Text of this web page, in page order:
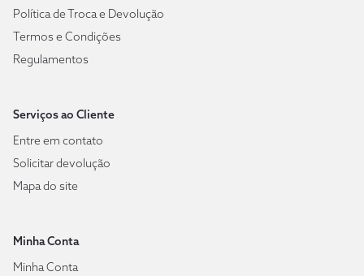
Política de Troca e Devolução
Termos e Condições
Regulamentos
Serviços ao Cliente
Entre em contato
Solicitar devolução
Mapa do site
Minha Conta
Minha Conta